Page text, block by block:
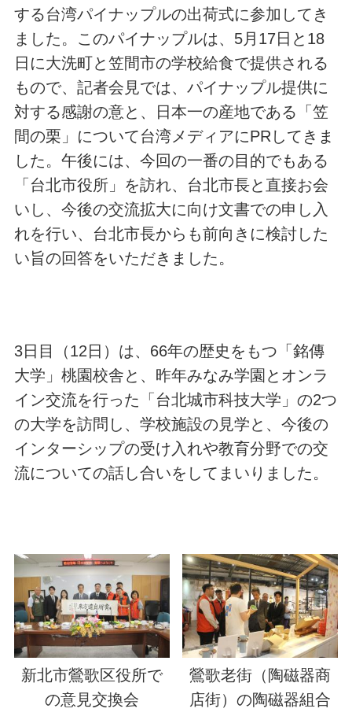
する台湾パイナップルの出荷式に参加してき
ました。このパイナップルは、5月17日と18
日に大洗町と笠間市の学校給食で提供される
もので、記者会見では、パイナップル提供に
対する感謝の意と、日本一の産地である「笠
間の栗」について台湾メディアにPRしてきま
した。午後には、今回の一番の目的でもある
「台北市役所」を訪れ、台北市長と直接お会
いし、今後の交流拡大に向け文書での申し入
れを行い、台北市長からも前向きに検討した
い旨の回答をいただきました。
3日目（12日）は、66年の歴史をもつ「銘傳
大学」桃園校舎と、昨年みなみ学園とオンラ
イン交流を行った「台北城市科技大学」の2つ
の大学を訪問し、学校施設の見学と、今後の
インターシップの受け入れや教育分野での交
流についての話し合いをしてまいりました。
新北市鶯歌区役所で
の意見交換会
鶯歌老街（陶磁器商
店街）の陶磁器組合